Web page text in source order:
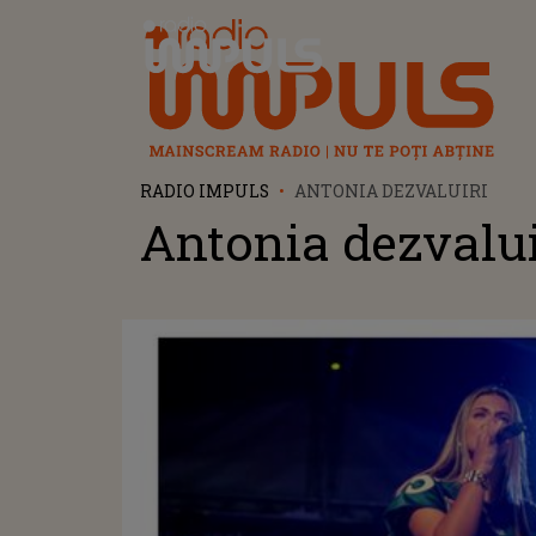
Radio Impuls
RADIO IMPULS ANTONIA DEZVALUIRI
Antonia